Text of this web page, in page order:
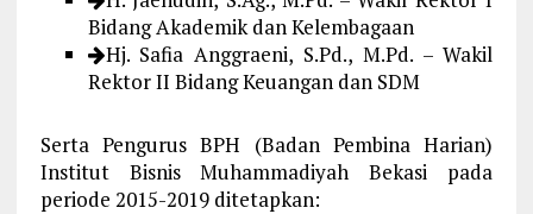
Bidang Akademik dan Kelembagaan
Hj. Safia Anggraeni, S.Pd., M.Pd. – Wakil
Rektor II Bidang Keuangan dan SDM
Serta Pengurus BPH (Badan Pembina Harian)
Institut Bisnis Muhammadiyah Bekasi pada
periode 2015-2019 ditetapkan: